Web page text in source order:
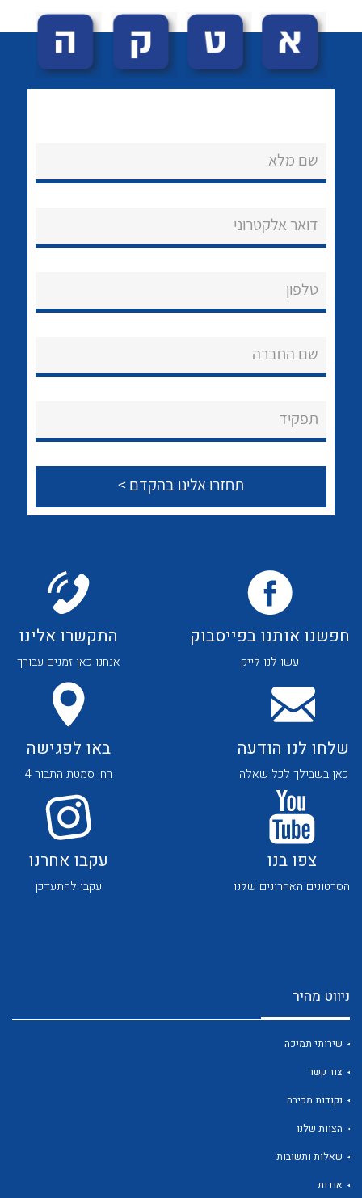
שירותי תמיכה
About Ateka Ltd.
לכל מוצרי היצרן לכל מוצרי היצרן
לכל מוצרי היצרן לכל מוצרי היצרן
לכל מוצרי היצרן
לכל מוצרי היצרן לכל מוצרי היצרן
שם מלא
דואר אלקטרוני
טלפון
שם החברה
תפקיד
חפשנו אותנו בפייסבוק
עשו לנו לייק
התקשרו אלינו
אנחנו כאן זמנים עבורך
שלחו לנו הודעה
כאן בשבילך לכל שאלה
באו לפגישה
רח' סמטת התבור 4
צפו בנו
הסרטונים האחרונים שלנו
עקבו אחרנו
עקבו להתעדכן
ניווט מהיר
שירותי תמיכה
צור קשר
נקודות מכירה
הצוות שלנו
שאלות ותשובות
אודות